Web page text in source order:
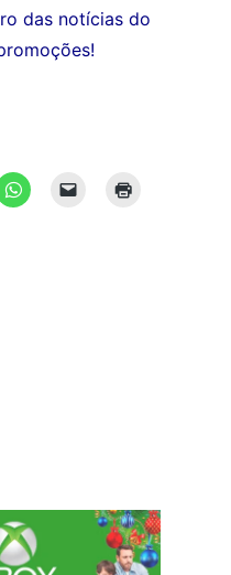
das notícias do